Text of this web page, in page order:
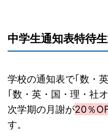
中学生通知表特待
学校の通知表で｢数・
｢数・英・国・理・社
次学期の月謝が20％
す。